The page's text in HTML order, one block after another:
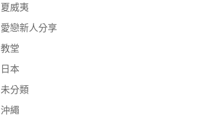
夏威夷
愛戀新人分享
教堂
日本
未分類
沖繩